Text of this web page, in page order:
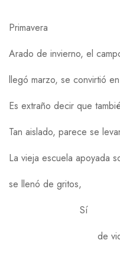
Primavera
Arado de invierno, el
llegó marzo, se convirtió
Es extraño decir que
Tan aislado, parece se
La vieja escuela apoyada
se llenó de gritos,
Sí
de